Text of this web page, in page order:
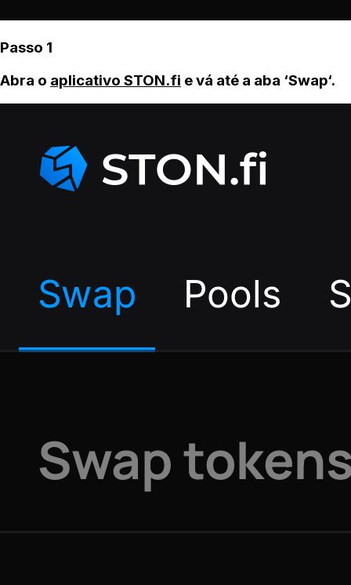
Passo 1
Abra o aplicativo STON.fi e vá até a aba ‘Swap‘.